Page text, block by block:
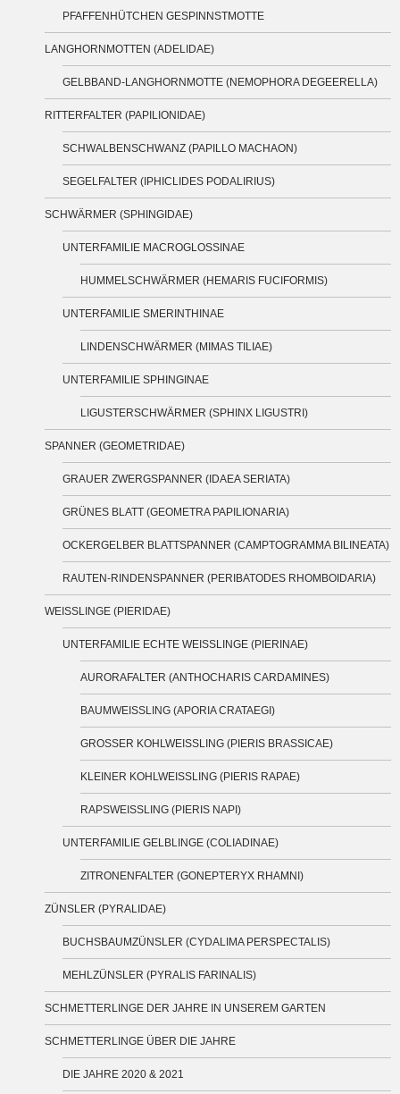
PFAFFENHÜTCHEN GESPINNSTMOTTE
LANGHORNMOTTEN (ADELIDAE)
GELBBAND-LANGHORNMOTTE (NEMOPHORA DEGEERELLA)
RITTERFALTER (PAPILIONIDAE)
SCHWALBENSCHWANZ (PAPILLO MACHAON)
SEGELFALTER (IPHICLIDES PODALIRIUS)
SCHWÄRMER (SPHINGIDAE)
UNTERFAMILIE MACROGLOSSINAE
HUMMELSCHWÄRMER (HEMARIS FUCIFORMIS)
UNTERFAMILIE SMERINTHINAE
LINDENSCHWÄRMER (MIMAS TILIAE)
UNTERFAMILIE SPHINGINAE
LIGUSTERSCHWÄRMER (SPHINX LIGUSTRI)
SPANNER (GEOMETRIDAE)
GRAUER ZWERGSPANNER (IDAEA SERIATA)
GRÜNES BLATT (GEOMETRA PAPILIONARIA)
OCKERGELBER BLATTSPANNER (CAMPTOGRAMMA BILINEATA)
RAUTEN-RINDENSPANNER (PERIBATODES RHOMBOIDARIA)
WEISSLINGE (PIERIDAE)
UNTERFAMILIE ECHTE WEISSLINGE (PIERINAE)
AURORAFALTER (ANTHOCHARIS CARDAMINES)
BAUMWEISSLING (APORIA CRATAEGI)
GROSSER KOHLWEISSLING (PIERIS BRASSICAE)
KLEINER KOHLWEISSLING (PIERIS RAPAE)
RAPSWEISSLING (PIERIS NAPI)
UNTERFAMILIE GELBLINGE (COLIADINAE)
ZITRONENFALTER (GONEPTERYX RHAMNI)
ZÜNSLER (PYRALIDAE)
BUCHSBAUMZÜNSLER (CYDALIMA PERSPECTALIS)
MEHLZÜNSLER (PYRALIS FARINALIS)
SCHMETTERLINGE DER JAHRE IN UNSEREM GARTEN
SCHMETTERLINGE ÜBER DIE JAHRE
DIE JAHRE 2020 & 2021